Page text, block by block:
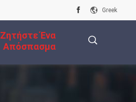
Greek
Ζητήστε Ένα
Απόσπασμα